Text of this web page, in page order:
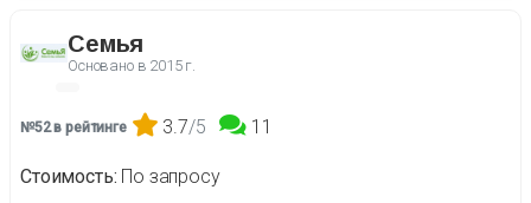
Семья
Основано в 2015 г.
№52 в рейтинге 3.7/5 11
Стоимость По запросу